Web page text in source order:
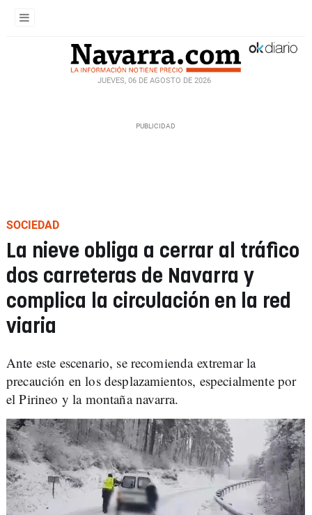
JUEVES, 06 DE AGOSTO DE 2026
SOCIEDAD
La nieve obliga a cerrar al tráfico
dos carreteras de Navarra y
complica la circulación en la red
viaria
Ante este escenario, se recomienda extremar la
precaución en los desplazamientos, especialmente por
el Pirineo y la montaña navarra.